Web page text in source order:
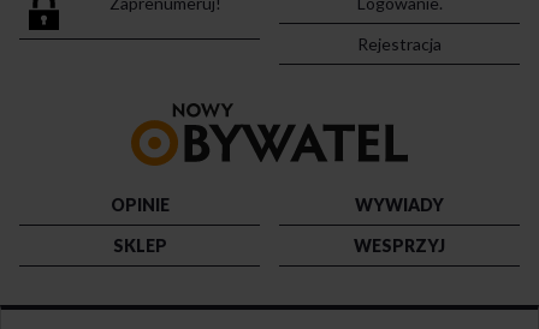
Rejestracja
strony
OPINIE
WYWIADY
SKLEP
WESPRZYJ